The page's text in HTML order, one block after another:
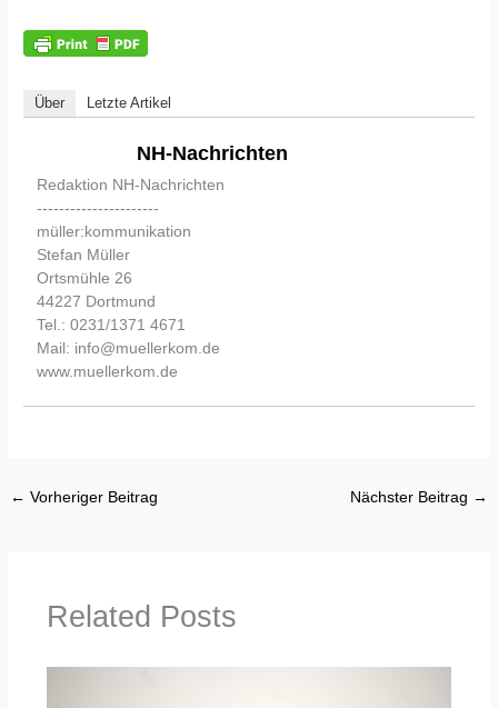
Über Letzte Artikel
NH-Nachrichten
Redaktion NH-Nachrichten
----------------------
müller:kommunikation
Stefan Müller
Ortsmühle 26
44227 Dortmund
Tel.: 0231/1371 4671
Mail: info@muellerkom.de
www.muellerkom.de
← Vorheriger Beitrag Nächster Beitrag →
Related Posts